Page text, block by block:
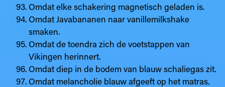
Omdat elke schakering magnetisch geladen is.
Omdat Javabananen naar vanillemilkshake
smaken.
Omdat de toendra zich de voetstappen van
Vikingen herinnert.
Omdat diep in de bodem van blauw schaliegas zit.
Omdat melancholie blauw afgeeft op het matras.